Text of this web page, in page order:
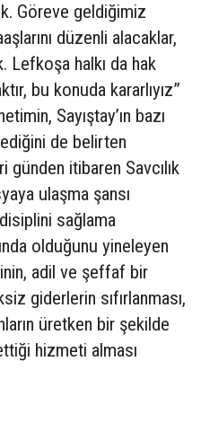
Göreve geldiğimiz
düzenli alacaklar,
Lefkoşa halkı da hak
bu konuda kararlıyız”
Sayıştay’ın bazı
de belirten
itibaren Savcılık
ulaşma şansı
sağlama
olduğunu yineleyen
adil ve şeffaf bir
giderlerin sıfırlanması,
üretken bir şekilde
hizmeti alması